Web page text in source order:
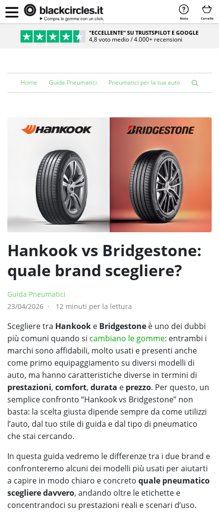
Aiuto Carrello
"ECCELLENTE" SU TRUSTSPILOT E GOOGLE
4,8 voto medio / 4.000+ recensioni
Home Guida Pneumatici Pneumatici per la tua auto
Hankook vs Bridgestone:
quale brand scegliere?
Guida Pneumatici
23/04/2026
12 minuti per la lettura
Scegliere tra Hankook e Bridgestone è uno dei dubbi
più comuni quando si cambiano le gomme: entrambi i
marchi sono affidabili, molto usati e presenti anche
come primo equipaggiamento su diversi modelli di
auto, ma hanno caratteristiche diverse in termini di
prestazioni, comfort, durata e prezzo. Per questo, un
semplice confronto “Hankook vs Bridgestone” non
basta: la scelta giusta dipende sempre da come utilizzi
l’auto, dal tuo stile di guida e dal tipo di pneumatico
che stai cercando.
In questa guida vedremo le differenze tra i due brand e
confronteremo alcuni dei modelli più usati per aiutarti
a capire in modo chiaro e concreto quale pneumatico
scegliere davvero, andando oltre le etichette e
concentrandoci su prestazioni reali e scenari d’uso.